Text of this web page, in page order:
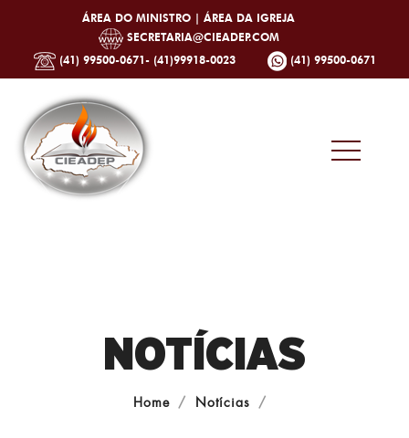
ÁREA DO MINISTRO | ÁREA DA IGREJA
SECRETARIA@CIEADEP.COM
(41) 99500-0671- (41)99918-0023
(41) 99500-0671
NOTÍCIAS
Home Notícias